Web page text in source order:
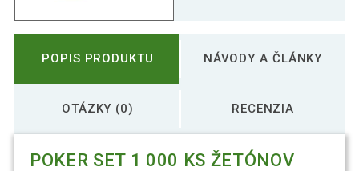
POPIS PRODUKTU NÁVODY A ČLÁNKY
OTÁZKY (0) RECENZIA
POKER SET 1 000 KS ŽETÓNOV